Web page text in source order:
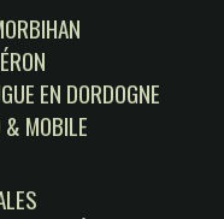
EN DORDOGNE
MOBILE